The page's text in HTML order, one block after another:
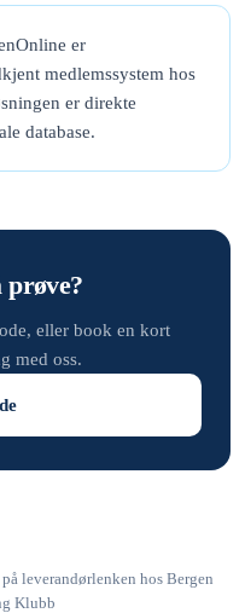
er
medlemssystem hos
er direkte
database.
eller book en kort
med oss.
leverandørlenken hos Bergen
Klubb